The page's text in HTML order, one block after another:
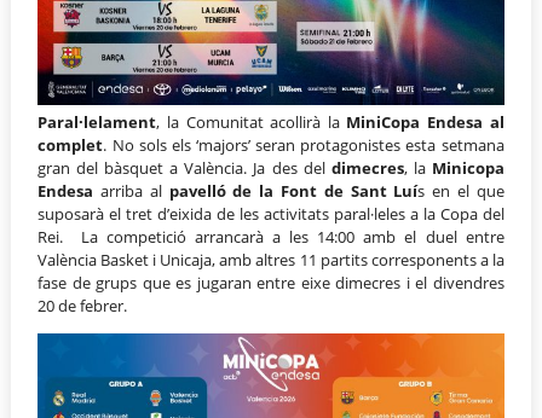
Paral·lelament, la Comunitat acollirà la MiniCopa Endesa al
complet. No sols els ‘majors’ seran protagonistes esta setmana
gran del bàsquet a València. Ja des del dimecres, la Minicopa
Endesa arriba al pavelló de la Font de Sant Luís en el que
suposarà el tret d’eixida de les activitats paral·leles a la Copa del
Rei. La competició arrancarà a les 14:00 amb el duel entre
València Basket i Unicaja, amb altres 11 partits corresponents a la
fase de grups que es jugaran entre eixe dimecres i el divendres
20 de febrer.